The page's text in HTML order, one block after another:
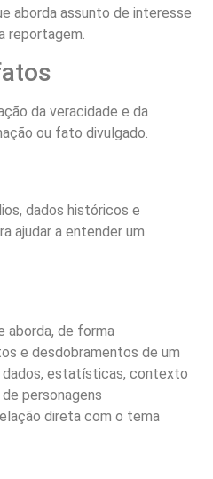
aborda assunto de interesse
reportagem.
da veracidade e da
ou fato divulgado.
dados históricos e
ajudar a entender um
aborda, de forma
e desdobramentos de um
dados, estatísticas, contexto
personagens
direta com o tema